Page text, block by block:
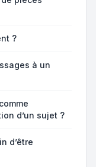
?
à un
d’un sujet ?
d’être